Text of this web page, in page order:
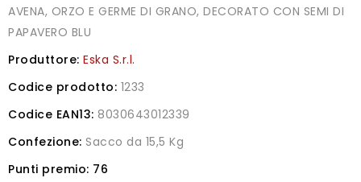
AVENA, ORZO E GERME DI GRANO, DECORATO CON SEMI DI
PAPAVERO BLU
Produttore: Eska S.r.l.
Codice prodotto: 1233
Codice EAN13: 8030643012339
Confezione: Sacco da 15,5 Kg
Punti premio: 76